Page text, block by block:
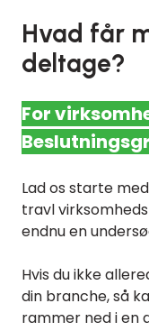
Hvad får
deltage?
For
Lad os starte
travl
endnu en
Hvis du ikke
din branche, så
rammer ned i en